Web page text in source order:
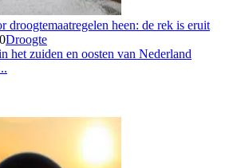
droogtemaatregelen heen: de rek is eruit
Droogte
het zuiden en oosten van Nederland